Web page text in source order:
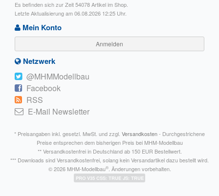
Es befinden sich zur Zeit 54078 Artikel im Shop.
Letzte Aktualisierung am 06.08.2026 12:25 Uhr.
Mein Konto
Anmelden
Netzwerk
@MHMModellbau
Facebook
RSS
E-Mail Newsletter
* Preisangaben inkl. gesetzl. MwSt. und zzgl. Versandkosten- Durchgestrichene
Preise entsprechen dem bisherigen Preis bei MHM-Modellbau
** Versandkostenfrei in Deutschland ab 150 EUR Bestellwert.
*** Downloads sind Versandkostenfrei, solang kein Versandartikel dazu bestellt wird.
© 2026 MHM-Modellbau®. Änderungen vorbehalten.
PRO V35 CSS: TRUE JS: TRUE